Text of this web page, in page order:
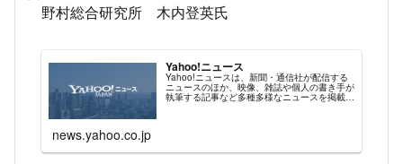
野村総合研究所 木内登英氏
Yahoo!ニュース
Yahoo!ニュースは、新聞・通信社が配信する
ニュースのほか、映像、雑誌や個人の書き手が
執筆する記事など多種多様なニュースを掲載し
news.yahoo.co.jp